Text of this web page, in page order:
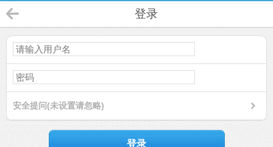
登录
安全提问(未设置请忽略)
登录